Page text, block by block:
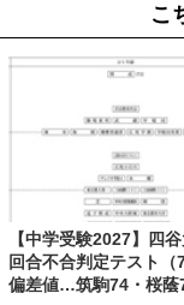
こ
【中学受験2027】四
回合不合判定テスト（
偏差値…筑駒74・桜蔭